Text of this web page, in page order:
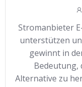
Stromanbieter
unterstützen
gewinnt in
Bedeutung,
Alternative zu